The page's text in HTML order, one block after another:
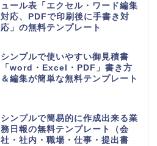
ュール表「エクセル・ワード編集
対応、PDFで印刷後に手書き対
応」の無料テンプレート
シンプルで使いやすい御見積書
「word・Excel・PDF」書き方
＆編集が簡単な無料テンプレート
シンプルで簡易的に作成出来る業
務日報の無料テンプレート（会
社・社内・職場・仕事・提出書